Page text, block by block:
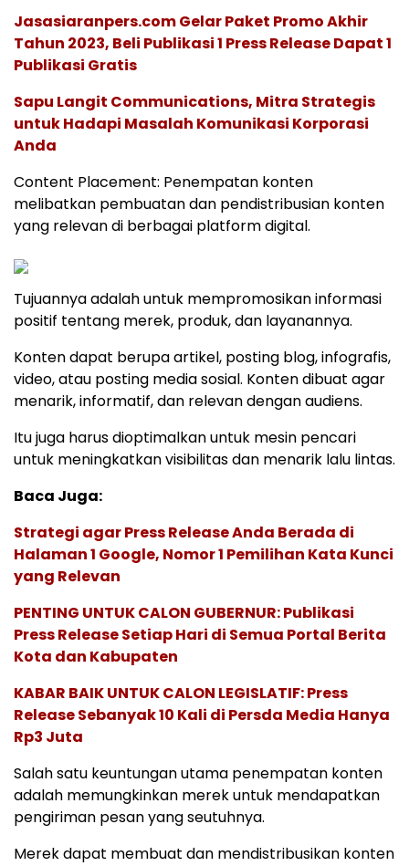
Jasasiaranpers.com Gelar Paket Promo Akhir
Tahun 2023, Beli Publikasi 1 Press Release Dapat 1
Publikasi Gratis
Sapu Langit Communications, Mitra Strategis
untuk Hadapi Masalah Komunikasi Korporasi
Anda
Content Placement: Penempatan konten
melibatkan pembuatan dan pendistribusian konten
yang relevan di berbagai platform digital.
Tujuannya adalah untuk mempromosikan informasi
positif tentang merek, produk, dan layanannya.
Konten dapat berupa artikel, posting blog, infografis,
video, atau posting media sosial. Konten dibuat agar
menarik, informatif, dan relevan dengan audiens.
Itu juga harus dioptimalkan untuk mesin pencari
untuk meningkatkan visibilitas dan menarik lalu lintas.
Baca Juga:
Strategi agar Press Release Anda Berada di
Halaman 1 Google, Nomor 1 Pemilihan Kata Kunci
yang Relevan
PENTING UNTUK CALON GUBERNUR: Publikasi
Press Release Setiap Hari di Semua Portal Berita
Kota dan Kabupaten
KABAR BAIK UNTUK CALON LEGISLATIF: Press
Release Sebanyak 10 Kali di Persda Media Hanya
Rp3 Juta
Salah satu keuntungan utama penempatan konten
adalah memungkinkan merek untuk mendapatkan
pengiriman pesan yang seutuhnya.
Merek dapat membuat dan mendistribusikan konten